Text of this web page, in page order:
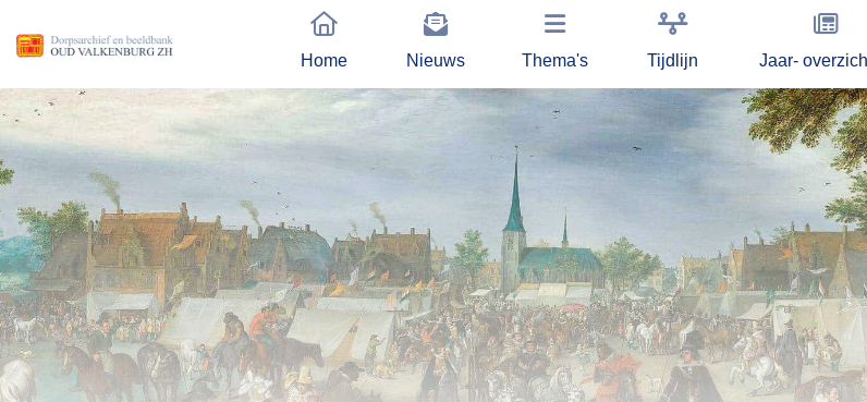
Home Nieuws Thema's Tijdlijn Jaar-